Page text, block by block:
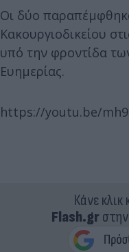
Οι δύο
Κακουργιοδικείου
υπό την φροντίδα
Ευημερίας.
https://youtu.be/
Κάνε κλικ
Flash.gr